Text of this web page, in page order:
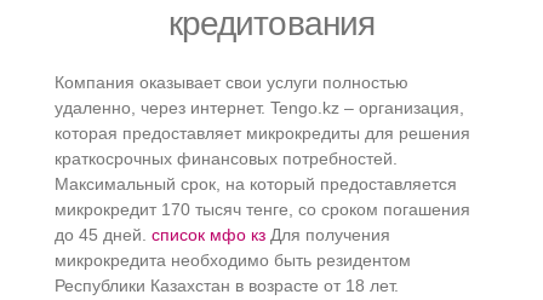
кредитования
Компания оказывает свои услуги полностью
удаленно, через интернет. Tengo.kz – организация,
которая предоставляет микрокредиты для решения
краткосрочных финансовых потребностей.
Максимальный срок, на который предоставляется
микрокредит 170 тысяч тенге, со сроком погашения
до 45 дней. список мфо кз Для получения
микрокредита необходимо быть резидентом
Республики Казахстан в возрасте от 18 лет.